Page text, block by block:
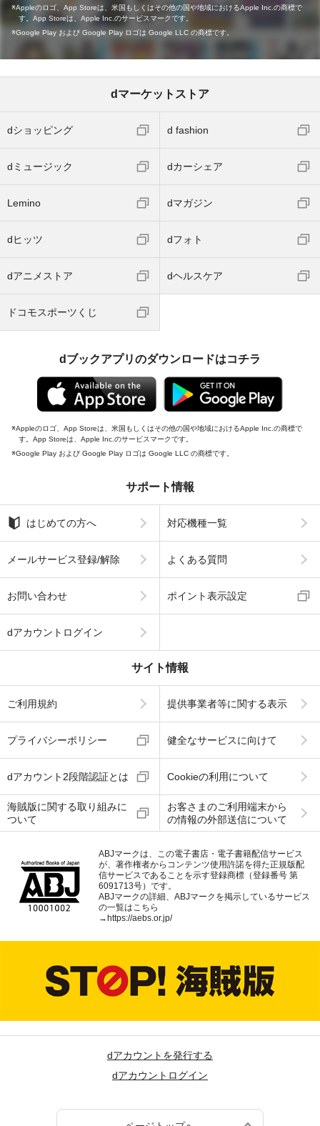
Appleのロゴ、App Storeは、米国もしくはその他の国や地域におけるApple Inc.の商標で
す。App Storeは、Apple Inc.のサービスマークです。
Google Play および Google Play ロゴは Google LLC の商標です。
dマーケットストア
dショッピング d fashion
dミュージック dカーシェア
Lemino dマガジン
dヒッツ dフォト
dアニメストア dヘルスケア
ドコモスポーツくじ
dブックアプリのダウンロードはコチラ
Appleのロゴ、App Storeは、米国もしくはその他の国や地域におけるApple Inc.の商標で
す。App Storeは、Apple Inc.のサービスマークです。
Google Play および Google Play ロゴは Google LLC の商標です。
サポート情報
はじめての方へ 対応機種一覧
メールサービス登録/解除 よくある質問
お問い合わせ ポイント表示設定
dアカウントログイン
サイト情報
ご利用規約 提供事業者等に関する表示
プライバシーポリシー 健全なサービスに向けて
dアカウント2段階認証とは Cookieの利用について
海賊版に関する取り組みに
ついて
お客さまのご利用端末から
の情報の外部送信について
ABJマークは、この電子書店・電子書籍配信サービス
が、著作権者からコンテンツ使用許諾を得た正規版配
信サービスであることを示す登録商標（登録番号 第
6091713号）です。
ABJマークの詳細、ABJマークを掲示しているサービス
の一覧はこちら
→ https://aebs.or.jp/
dアカウントを発行する
dアカウントログイン